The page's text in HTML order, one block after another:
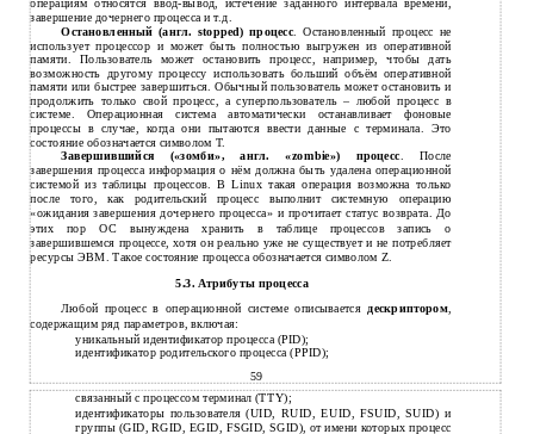
операциям относятся ввод-вывод, истечение заданного интервала времени,
завершение дочернего процесса и т.д.
Остановленный (англ. stopped) процесс. Остановленный процесс не
использует процессор и может быть полностью выгружен из оперативной
памяти. Пользователь может остановить процесс, например, чтобы дать
возможность другому процессу использовать больший объём оперативной
памяти или быстрее завершиться. Обычный пользователь может остановить и
продолжить только свой процесс, а суперпользователь – любой процесс в
системе. Операционная система автоматически останавливает фоновые
процессы в случае, когда они пытаются ввести данные с терминала. Это
состояние обозначается символом Т.
Завершившийся («зомби», англ. «zombie») процесс. После
завершения процесса информация о нём должна быть удалена операционной
системой из таблицы процессов. В Linux такая операция возможна только
после того, как родительский процесс выполнит системную операцию
«ожидания завершения дочернего процесса» и прочитает статус возврата. До
этих пор ОС вынуждена хранить в таблице процессов запись о
завершившемся процессе, хотя он реально уже не существует и не потребляет
ресурсы ЭВМ. Такое состояние процесса обозначается символом Z.
5.3. Атрибуты процесса
Любой процесс в операционной системе описывается дескриптором,
содержащим ряд параметров, включая:
уникальный идентификатор процесса (PID);
идентификатор родительского процесса (PPID);
59
связанный с процессом терминал (TTY);
идентификаторы пользователя (UID, RUID, EUID, FSUID, SUID) и
группы (GID, RGID, EGID, FSGID, SGID), от имени которых процесс